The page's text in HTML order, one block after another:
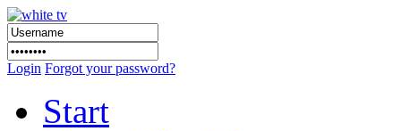
Login Forgot your password?
Start